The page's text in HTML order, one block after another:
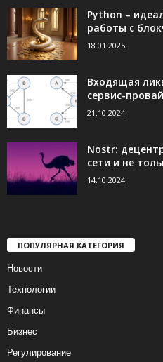
Python –
работы с
18.01.2025
Входящая
сервис-
21.10.2024
Nostr:
сети и не
14.10.2024
ПОПУЛЯРНАЯ КАТЕГОРИЯ
Новости
Технологии
Финансы
Бизнес
Регулирование